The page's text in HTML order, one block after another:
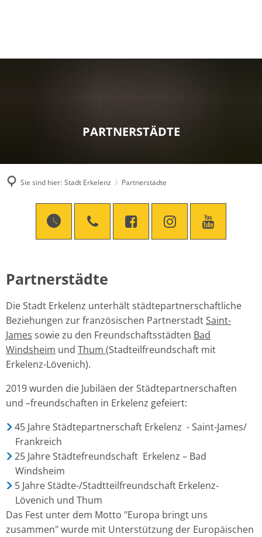
PARTNERSTÄDTE
Sie sind hier: Stadt Erkelenz Partnerstädte
Partnerstädte
Die Stadt Erkelenz unterhält städtepartnerschaftliche
Beziehungen zur französischen PartnerstadtSaint-
James sowie zu den Freundschaftsstädten Bad
Windsheim und Thum (Stadteilfreundschaft mit
Erkelenz-Lövenich).
2019 wurden die Jubiläen der Städtepartnerschaften
und –freundschaften in Erkelenz gefeiert:
45 Jahre Städtepartnerschaft Erkelenz - Saint-James/
Frankreich
25 Jahre Städtefreundschaft Erkelenz – Bad
Windsheim
5 Jahre Städte-/Stadtteilfreundschaft Erkelenz-
Lövenich und Thum
Das Fest unter dem Motto "Europa bringt uns
zusammen" wurde mit Unterstützung der Europäischen